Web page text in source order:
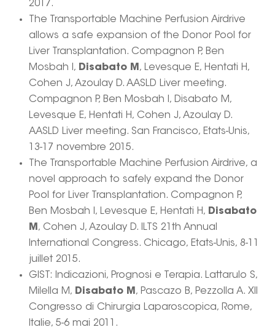
2017.
The Transportable Machine Perfusion Airdrive
allows a safe expansion of the Donor Pool for
Liver Transplantation. Compagnon P, Ben
Mosbah I, Disabato M , Levesque E, Hentati H,
Cohen J, Azoulay D. AASLD Liver meeting.
Compagnon P, Ben Mosbah I, Disabato M,
Levesque E, Hentati H, Cohen J, Azoulay D.
AASLD Liver meeting. San Francisco, Etats-Unis,
13-17 novembre 2015.
The Transportable Machine Perfusion Airdrive, a
novel approach to safely expand the Donor
Pool for Liver Transplantation. Compagnon P,
Ben Mosbah I, Levesque E, Hentati H, Disabato
M , Cohen J, Azoulay D. ILTS 21th Annual
International Congress. Chicago, Etats-Unis, 8-11
juillet 2015.
GIST: Indicazioni, Prognosi e Terapia. Lattarulo S,
Milella M, Disabato M , Pascazo B, Pezzolla A. XII
Congresso di Chirurgia Laparoscopica, Rome,
Italie, 5-6 mai 2011.